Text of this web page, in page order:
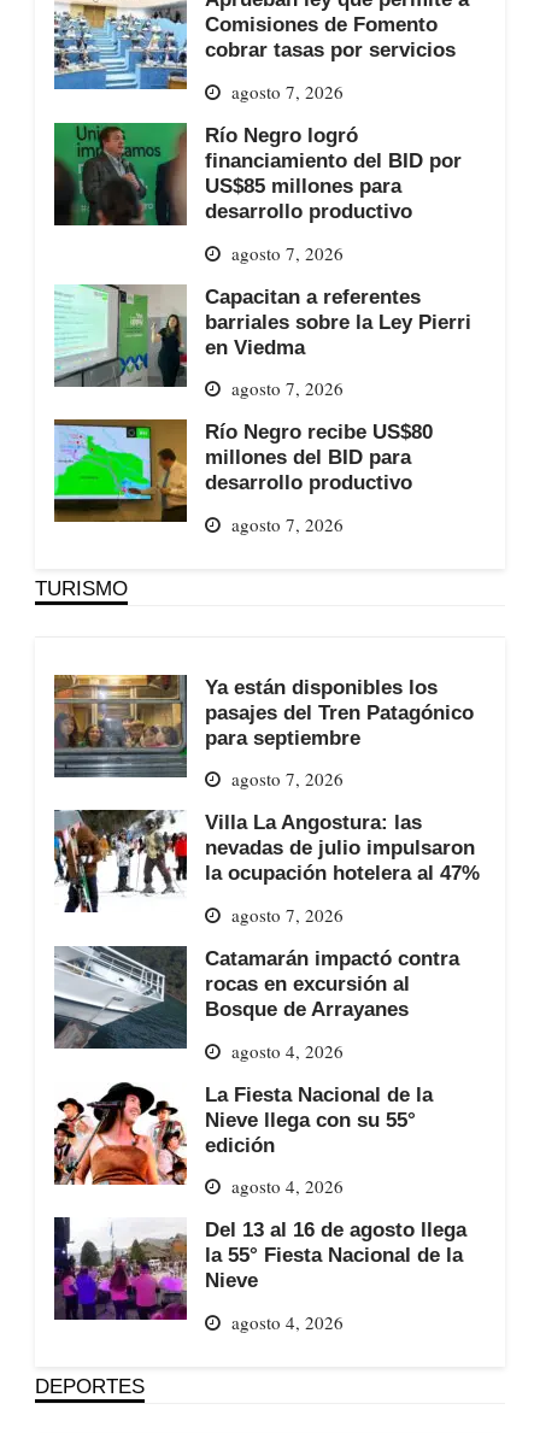
Comisiones de Fomento
cobrar tasas por servicios
agosto 7, 2026
Río Negro logró
financiamiento del BID por
US$85 millones para
desarrollo productivo
agosto 7, 2026
Capacitan a referentes
barriales sobre la Ley Pierri
en Viedma
agosto 7, 2026
Río Negro recibe US$80
millones del BID para
desarrollo productivo
agosto 7, 2026
TURISMO
Ya están disponibles los
pasajes del Tren Patagónico
para septiembre
agosto 7, 2026
Villa La Angostura: las
nevadas de julio impulsaron
la ocupación hotelera al 47%
agosto 7, 2026
Catamarán impactó contra
rocas en excursión al
Bosque de Arrayanes
agosto 4, 2026
La Fiesta Nacional de la
Nieve llega con su 55°
edición
agosto 4, 2026
Del 13 al 16 de agosto llega
la 55° Fiesta Nacional de la
Nieve
agosto 4, 2026
DEPORTES